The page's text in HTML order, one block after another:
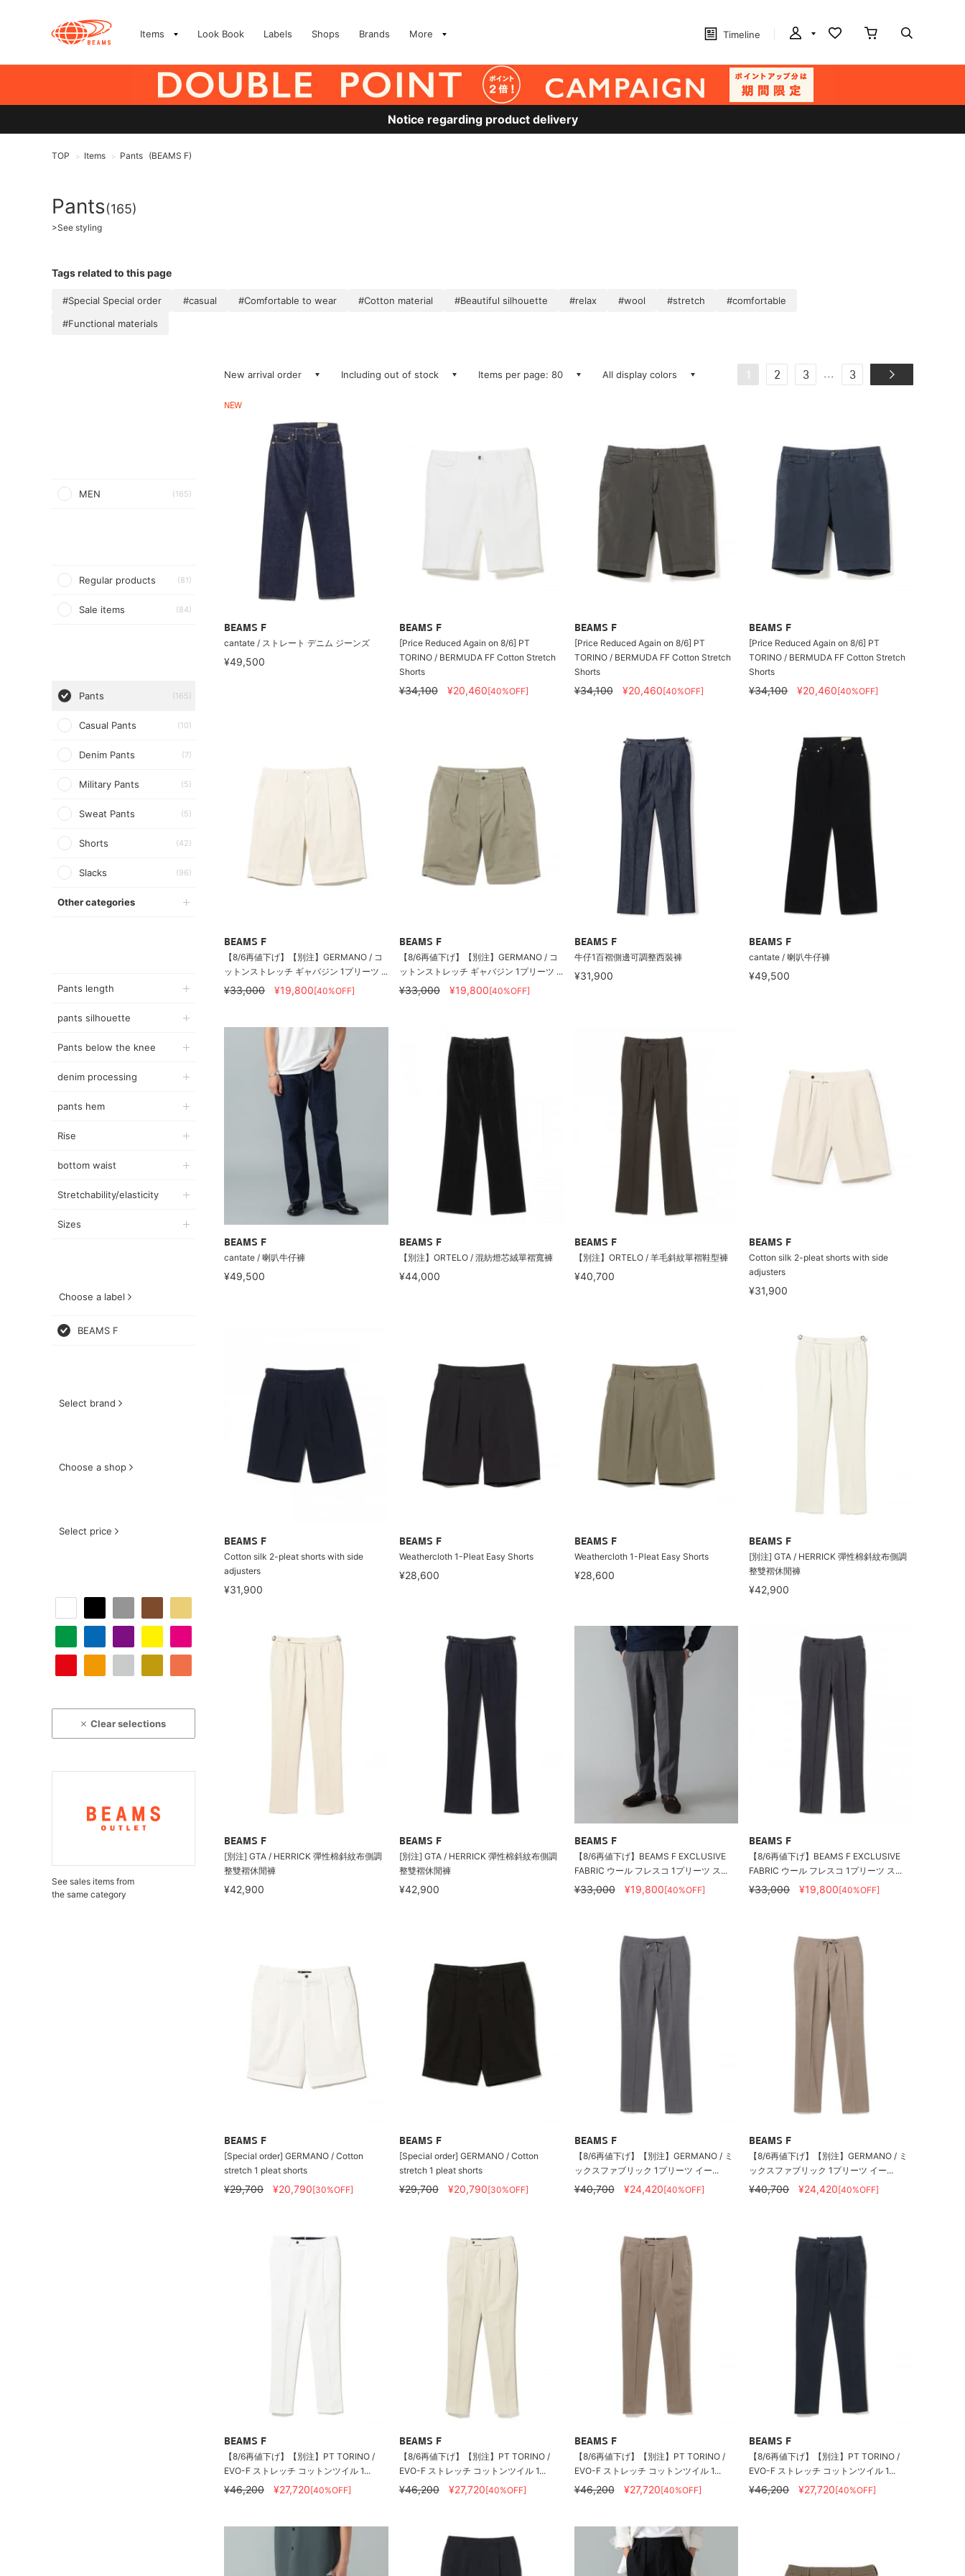
Items Look Book Labels Shops Brands More Timeline
Notice regarding product delivery
TOP > Items > Pants (BEAMS F)
Pants(165)
>See styling
Tags related to this page
#Special Special order #casual #Comfortable to wear #Cotton material #Beautiful silhouette #relax #wool #stretch
#comfortable
#Functional materials
MEN (165)
Regular products (81)
Sale items (84)
Pants (165)
Casual Pants (10)
Denim Pants (7)
Military Pants (5)
Sweat Pants (5)
Shorts (42)
Slacks (96)
Other categories
Pants length
pants silhouette
Pants below the knee
denim processing
pants hem
Rise
bottom waist
Stretchability/elasticity
Sizes
Choose a label
BEAMS F
Select brand
Choose a shop
Select price
Clear selections
See sales items from
the same category
New arrival order Including out of stock Items per page: 80 All display colors 1 2 3 ... 3
NEW
BEAMS F
cantate / ストレート デニム ジーンズ
¥49,500
BEAMS F
[Price Reduced Again on 8/6] PT
TORINO / BERMUDA FF Cotton Stretch
Shorts
¥34,100 ¥20,460[40%OFF]
BEAMS F
[Price Reduced Again on 8/6] PT
TORINO / BERMUDA FF Cotton Stretch
Shorts
¥34,100 ¥20,460[40%OFF]
BEAMS F
[Price Reduced Again on 8/6] PT
TORINO / BERMUDA FF Cotton Stretch
Shorts
¥34,100 ¥20,460[40%OFF]
BEAMS F
【8/6再値下げ】【別注】GERMANO / コ
ットンストレッチ ギャバジン 1プリーツ ...
¥33,000 ¥19,800[40%OFF]
BEAMS F
【8/6再値下げ】【別注】GERMANO / コ
ットンストレッチ ギャバジン 1プリーツ ...
¥33,000 ¥19,800[40%OFF]
BEAMS F
牛仔1百褶側邊可調整西裝褲
¥31,900
BEAMS F
cantate / 喇叭牛仔褲
¥49,500
BEAMS F
cantate / 喇叭牛仔褲
¥49,500
BEAMS F
【別注】ORTELO / 混紡燈芯絨單褶寬褲
¥44,000
BEAMS F
【別注】ORTELO / 羊毛斜紋單褶鞋型褲
¥40,700
BEAMS F
Cotton silk 2-pleat shorts with side
adjusters
¥31,900
BEAMS F
Cotton silk 2-pleat shorts with side
adjusters
¥31,900
BEAMS F
Weathercloth 1-Pleat Easy Shorts
¥28,600
BEAMS F
Weathercloth 1-Pleat Easy Shorts
¥28,600
BEAMS F
[別注] GTA / HERRICK 彈性棉斜紋布側調
整雙褶休閒褲
¥42,900
BEAMS F
[別注] GTA / HERRICK 彈性棉斜紋布側調
整雙褶休閒褲
¥42,900
BEAMS F
[別注] GTA / HERRICK 彈性棉斜紋布側調
整雙褶休閒褲
¥42,900
BEAMS F
【8/6再値下げ】BEAMS F EXCLUSIVE
FABRIC ウール フレスコ 1プリーツ ス...
¥33,000 ¥19,800[40%OFF]
BEAMS F
【8/6再値下げ】BEAMS F EXCLUSIVE
FABRIC ウール フレスコ 1プリーツ ス...
¥33,000 ¥19,800[40%OFF]
BEAMS F
[Special order] GERMANO / Cotton
stretch 1 pleat shorts
¥29,700 ¥20,790[30%OFF]
BEAMS F
[Special order] GERMANO / Cotton
stretch 1 pleat shorts
¥29,700 ¥20,790[30%OFF]
BEAMS F
【8/6再値下げ】【別注】GERMANO / ミ
ックスファブリック 1プリーツ イー...
¥40,700 ¥24,420[40%OFF]
BEAMS F
【8/6再値下げ】【別注】GERMANO / ミ
ックスファブリック 1プリーツ イー...
¥40,700 ¥24,420[40%OFF]
BEAMS F
【8/6再値下げ】【別注】PT TORINO /
EVO-F ストレッチ コットンツイル 1...
¥46,200 ¥27,720[40%OFF]
BEAMS F
【8/6再値下げ】【別注】PT TORINO /
EVO-F ストレッチ コットンツイル 1...
¥46,200 ¥27,720[40%OFF]
BEAMS F
【8/6再値下げ】【別注】PT TORINO /
EVO-F ストレッチ コットンツイル 1...
¥46,200 ¥27,720[40%OFF]
BEAMS F
【8/6再値下げ】【別注】PT TORINO /
EVO-F ストレッチ コットンツイル 1...
¥46,200 ¥27,720[40%OFF]